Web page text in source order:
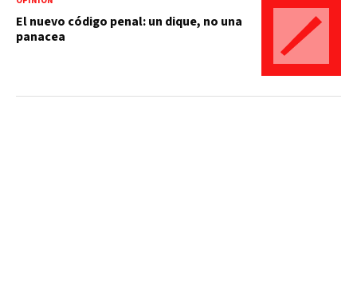
El nuevo código penal: un dique, no una
panacea